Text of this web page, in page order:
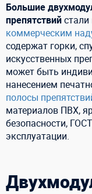
Большие
препятствий
коммерческим
содержат горки,
искусственных
может быть
нанесением
полосы
материалов ПВХ,
безопасности,
эксплуатации.